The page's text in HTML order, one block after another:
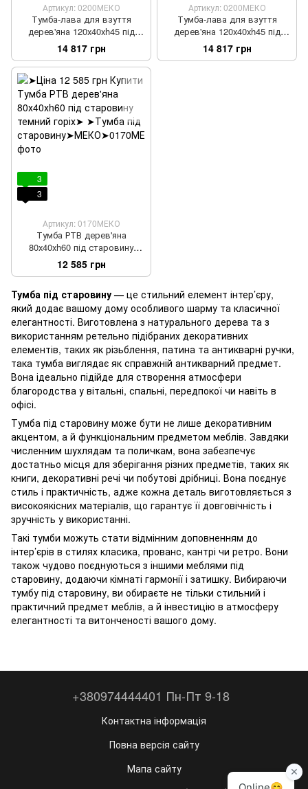
Артикул: 0200МЕКО
Тумба-лава для взуття
дерев'яна 120х40хh45 під
старовину білий 2
14 817 грн
Артикул: 0200МЕКО
Тумба-лава для взуття
дерев'яна 120х40хh45 під
старовину білий 3
14 817 грн
3
3
Артикул: 0170МЕКО
Тумба РТВ дерев'яна
80х40хh60 під старовину
темний горіх
12 585 грн
Тумба під старовину — це стильний елемент інтер’єру,
який додає вашому дому особливого шарму та класичної
елегантності. Виготовлена з натурального дерева та з
використанням ретельно підібраних декоративних
елементів, таких як різьблення, патина та антикварні ручки,
така тумба виглядає як справжній антикварний предмет.
Вона ідеально підійде для створення атмосфери
благородства у вітальні, спальні, передпокої чи навіть в
офісі.
Тумба під старовину може бути не лише декоративним
акцентом, а й функціональним предметом меблів. Завдяки
численним шухлядам та поличкам, вона забезпечує
достатньо місця для зберігання різних предметів, таких як
книги, декоративні речі чи побутові дрібниці. Вона поєднує
стиль і практичність, адже кожна деталь виготовляється з
високоякісних матеріалів, що гарантує її довговічність і
зручність у використанні.
Такі тумби можуть стати відмінним доповненням до
інтер’єрів в стилях класика, прованс, кантрі чи ретро. Вони
також чудово поєднуються з іншими меблями під
старовину, додаючи кімнаті гармонії і затишку. Вибираючи
тумбу під старовину, ви обираєте не тільки стильний і
практичний предмет меблів, а й інвестицію в атмосферу
елегантності та витонченості вашого дому.
+380974444401 Пн-Пт 9-18
Контактна інформація
Повна версія сайту
Мапа сайту